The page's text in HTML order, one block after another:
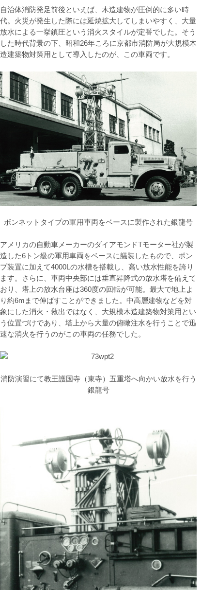
自治体消防発足前後といえば、木造建物が圧倒的に多い時
代。火災が発生した際には延焼拡大してしまいやすく、大量
放水による一挙鎮圧という消火スタイルが定番でした。そう
した時代背景の下、昭和26年ころに京都市消防局が大規模木
造建築物対策用として導入したのが、この車両です。
ボンネットタイプの軍用車両をベースに製作された銀龍号
アメリカの自動車メーカーのダイアモンドTモーター社が製
造した6トン級の軍用車両をベースに艤装したもので、ポン
プ装置に加えて4000Lの水槽を搭載し、高い放水性能を誇り
ます。さらに、車両中央部には垂直昇降式の放水塔を備えて
おり、塔上の放水台座は360度の回転が可能。最大で地上よ
り約6mまで伸ばすことができました。中高層建物などを対
象にした消火・救出ではなく、大規模木造建築物対策用とい
う位置づけであり、塔上から大量の俯瞰注水を行うことで迅
速な消火を行うのがこの車両の任務でした。
消防演習にて教王護国寺（東寺）五重塔へ向かい放水を行う
銀龍号